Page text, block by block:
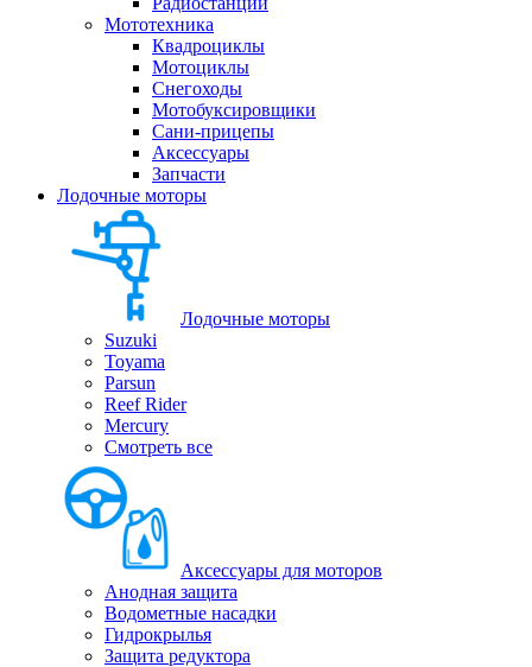
Мототехника
Квадроциклы
Мотоциклы
Снегоходы
Мотобуксировщики
Сани-прицепы
Аксессуары
Запчасти
Лодочные моторы
Лодочные моторы
Suzuki
Toyama
Parsun
Reef Rider
Mercury
Смотреть все
Аксессуары для моторов
Анодная защита
Водометные насадки
Гидрокрылья
Защита редуктора